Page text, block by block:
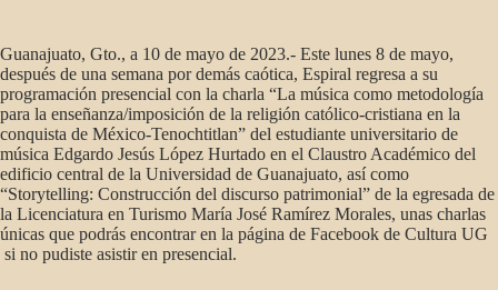
Guanajuato, Gto., a 10 de mayo de 2023.- Este lunes 8 de mayo,
después de una semana por demás caótica, Espiral regresa a su
programación presencial con la charla “La música como metodología
para la enseñanza/imposición de la religión católico-cristiana en la
conquista de México-Tenochtitlan” del estudiante universitario de
música Edgardo Jesús López Hurtado en el Claustro Académico del
edificio central de la Universidad de Guanajuato, así como
“Storytelling: Construcción del discurso patrimonial” de la egresada de
la Licenciatura en Turismo María José Ramírez Morales, unas charlas
únicas que podrás encontrar en la página de Facebook de Cultura UG
si no pudiste asistir en presencial.